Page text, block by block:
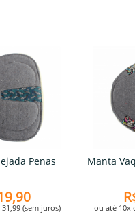
Penas
(sem juros)
Manta
ou até 10x